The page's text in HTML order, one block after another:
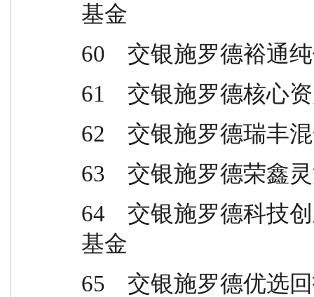
基金
60    交银施罗德裕通
61    交银施罗德核心
62    交银施罗德瑞丰
63    交银施罗德荣鑫
64    交银施罗德科技
基金
65    交银施罗德优选